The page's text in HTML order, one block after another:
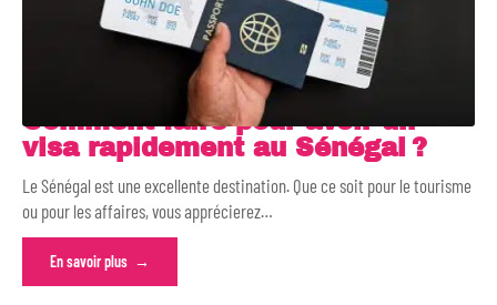
Comment faire pour avoir un
visa rapidement au Sénégal ?
Le Sénégal est une excellente destination. Que ce soit pour le tourisme
ou pour les affaires, vous apprécierez…
En savoir plus